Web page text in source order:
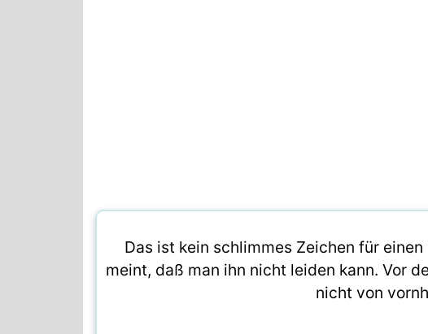
Das ist kein schlimmes Zeichen für
meint, daß man ihn nicht leiden kann. Vor
nicht von